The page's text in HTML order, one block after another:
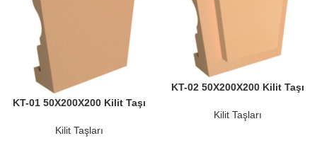
KT-01 50X200X200 Kilit Taşı
Kilit Taşları
KT-02 50X200X200 Kilit Taşı
Kilit Taşları